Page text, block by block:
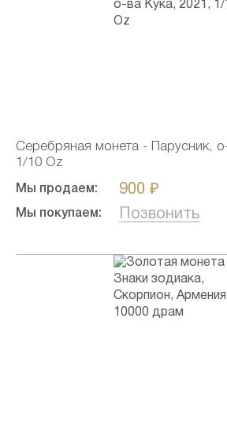
Серебряная монета - Парусник,
1/10 Oz
Мы продаем: 900 ₽
Мы покупаем: Позвонить